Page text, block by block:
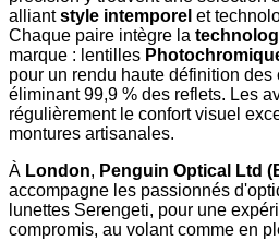
alliantstyle intemporel et
Chaque paire intègre la
marque : lentilles
pour un rendu haute définition des
éliminant 99,9 % des reflets. Les
régulièrement le confort visuel
montures artisanales.
À London, Penguin Optical Ltd
accompagne les passionnés
lunettes Serengeti, pour une
compromis, au volant comme en